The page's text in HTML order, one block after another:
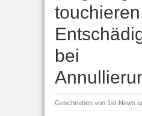
bei
Geschrieben von 1st-News